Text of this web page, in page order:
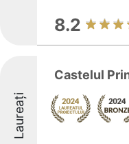
8.2
Laureați
Castelul